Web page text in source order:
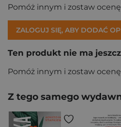
Pomóż innym i zostaw
ZALOGUJ SIĘ, ABY DODAĆ
Ten produkt nie ma
Pomóż innym i zostaw
Z tego samego